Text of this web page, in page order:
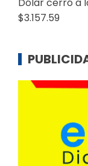
$3.157.59